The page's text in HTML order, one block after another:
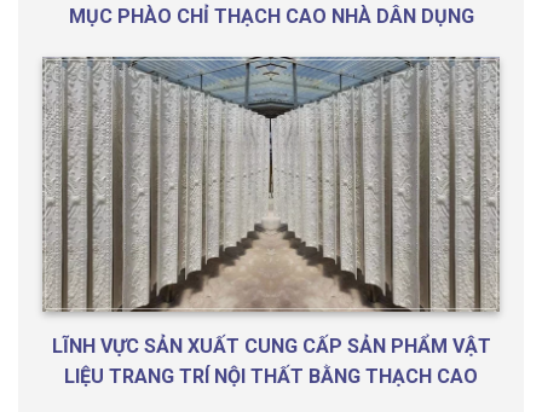
MỤC PHÀO CHỈ THẠCH CAO NHÀ DÂN DỤNG
LĨNH VỰC SẢN XUẤT CUNG CẤP SẢN PHẨM VẬT
LIỆU TRANG TRÍ NỘI THẤT BẰNG THẠCH CAO